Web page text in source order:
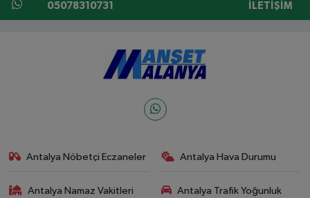
05078310731 İLETIŞIM
Antalya Nöbetçi Eczaneler Antalya Hava Durumu
Antalya Namaz Vakitleri Antalya Trafik Yoğunluk